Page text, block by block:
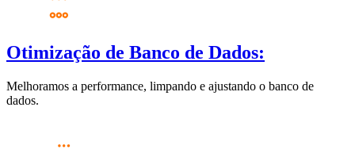
Otimização de Banco de Dados:
Melhoramos a performance, limpando e ajustando o banco de
dados.